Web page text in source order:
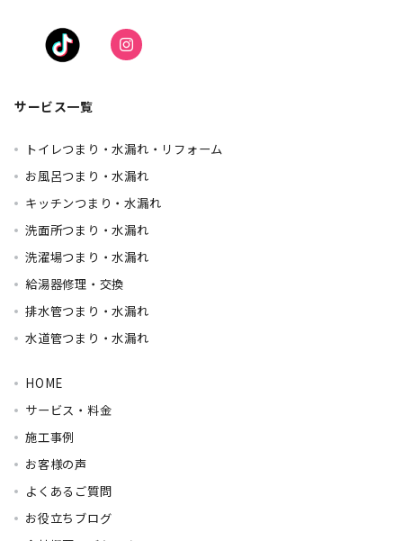
サービス一覧
トイレつまり・水漏れ・リフォーム
お風呂つまり・水漏れ
キッチンつまり・水漏れ
洗面所つまり・水漏れ
洗濯場つまり・水漏れ
給湯器修理・交換
排水管つまり・水漏れ
水道管つまり・水漏れ
HOME
サービス・料金
施工事例
お客様の声
よくあるご質問
お役立ちブログ